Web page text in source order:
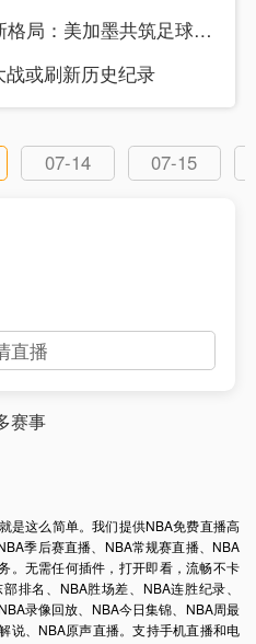
2026世界杯48队新格局：美加墨共筑足球盛宴，北美势力版图全面重构
或刷新历史纪录
07-14
07-15
直播
赛事
是这么简单。我们提供NBA免费直播高
季后赛直播、NBA常规赛直播、NBA
。无需任何插件，打开即看，流畅不卡
排名、NBA胜场差、NBA连胜纪录、
录像回放、NBA今日集锦、NBA周最
说、NBA原声直播。支持手机直播和电